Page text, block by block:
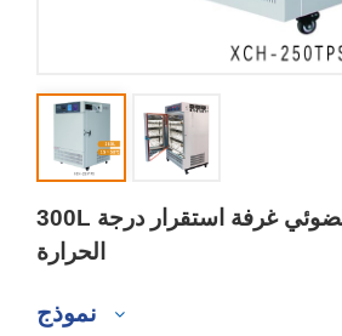
300L غرفة الثبات الضوئي غرفة استقرار درجة
الحرارة